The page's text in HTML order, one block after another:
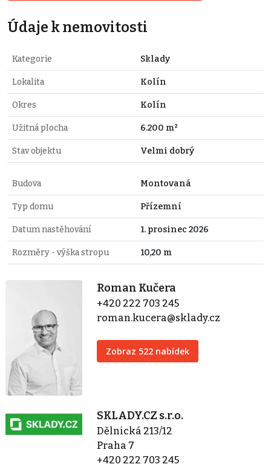
Údaje k nemovitosti
Kategorie Sklady
Lokalita Kolín
Okres Kolín
Užitná plocha 6.200 m²
Stav objektu Velmi dobrý
Budova Montovaná
Typ domu Přízemní
Datum nastěhování 1. prosinec 2026
Rozměry - výška stropu 10,20 m
Roman Kučera
+420 222 703 245
roman.kucera@sklady.cz
Zobraz 522 nabídek
SKLADY.CZ s.r.o.
Dělnická 213/12
Praha 7
+420 222 703 245